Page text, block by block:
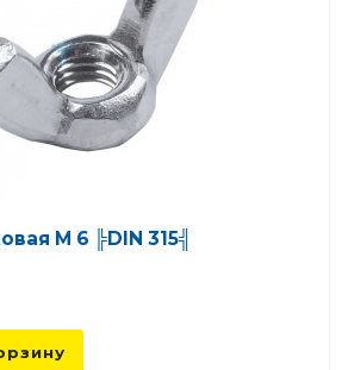
М 6 ╠DIN 315╣